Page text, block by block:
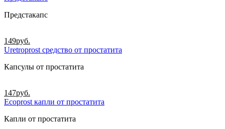
Предстакапс
149руб.
Uretroprost средство от простатита
Капсулы от простатита
147руб.
Ecoprost капли от простатита
Капли от простатита